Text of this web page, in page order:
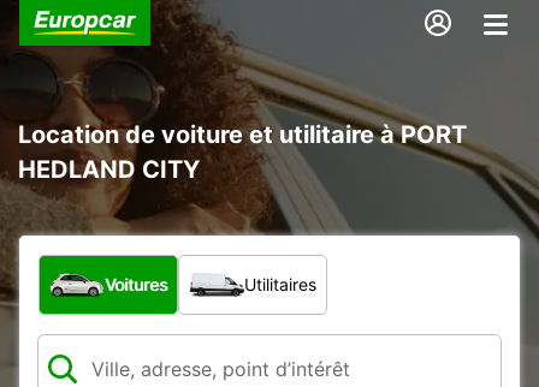
Location de voiture et utilitaire à PORT
HEDLAND CITY
Quel type de véhicule ?
Voitures Utilitaires